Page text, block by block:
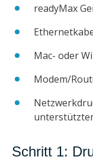
readyMax
Mac- oder
Modem/
Schritt 1: